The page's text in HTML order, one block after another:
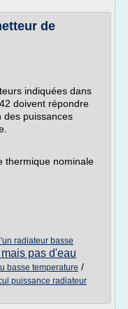
de
indiquées dans
doivent répondre
des puissances
thermique nominale
radiateur basse
pas d'eau
basse temperature /
puissance radiateur